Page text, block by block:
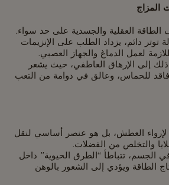
الطاقة العقلية والجسدية على حد سواء.
توتر دائم، يزداد الطلب على الإنزيمات
لعمل الدماغ والجهاز العصبي.
إلى الإرهاق العاطفي، حيث يشعر
للحماس، وعالق في دوامة من التعب
لإرواء العطش، بل هو عنصر أساسي لنقل
والتخلص من الفضلات.
الجسم، تتباطأ “الطرق الحيوية” داخل
الطاقة ويؤدي إلى الشعور بالوهن